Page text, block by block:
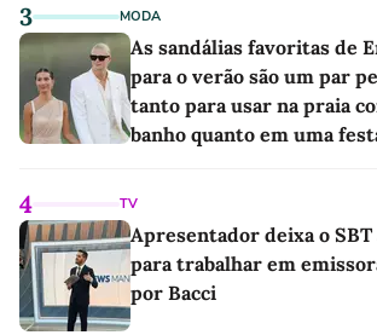
3 MODA
As sandálias favoritas de
para o verão são um par
tanto para usar na praia
banho quanto em uma
4 TV
Apresentador deixa o SBT
para trabalhar em
por Bacci